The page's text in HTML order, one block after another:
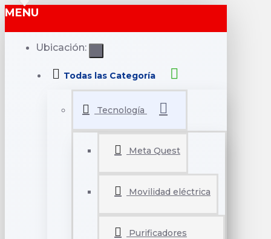
MENU
Ubicación:
Todas las Categoría
Tecnología
Meta Quest
Movilidad eléctrica
Purificadores